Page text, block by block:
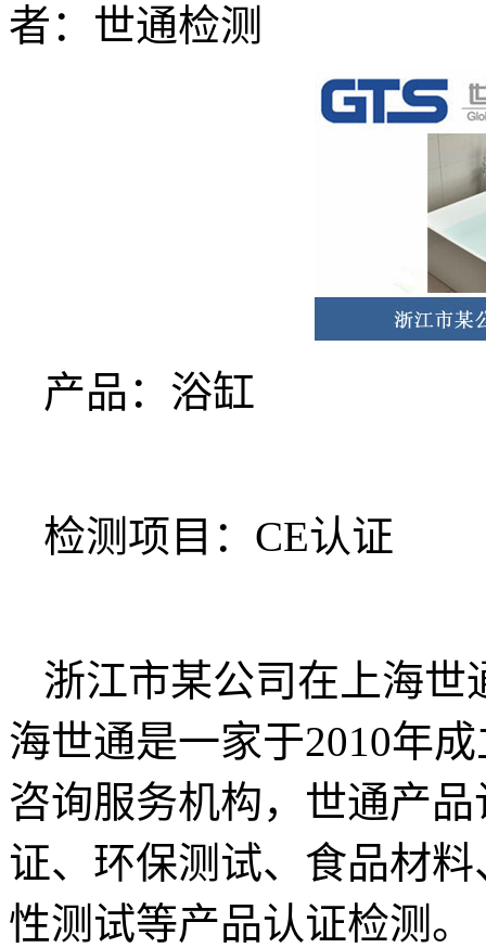
者：世通检测
产品：浴缸
检测项目：CE认证
浙江市某公司在上海世
海世通是一家于2010年
咨询服务机构，世通产
证、环保测试、食品材
性测试等产品认证检测。